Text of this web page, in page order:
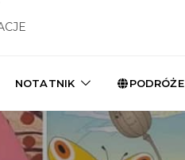
NOTATNIK PODRÓŻE